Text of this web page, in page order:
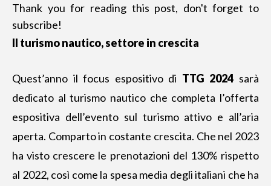
Thank you for reading this post, don't forget to
subscribe!
Il turismo nautico, settore in crescita
Quest’anno il focus espositivo di TTG 2024 sarà
dedicato al turismo nautico che completa l’offerta
espositiva dell’evento sul turismo attivo e all’aria
aperta. Comparto in costante crescita. Che nel 2023
ha visto crescere le prenotazioni del 130% rispetto
al 2022, così come la spesa media degli italiani che ha